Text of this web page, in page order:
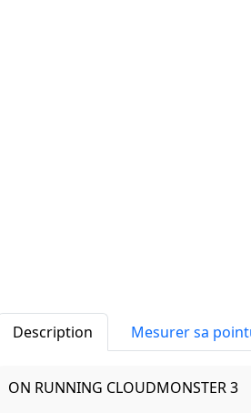
Description Mesurer sa
ON RUNNING CLOUDMONSTER 3